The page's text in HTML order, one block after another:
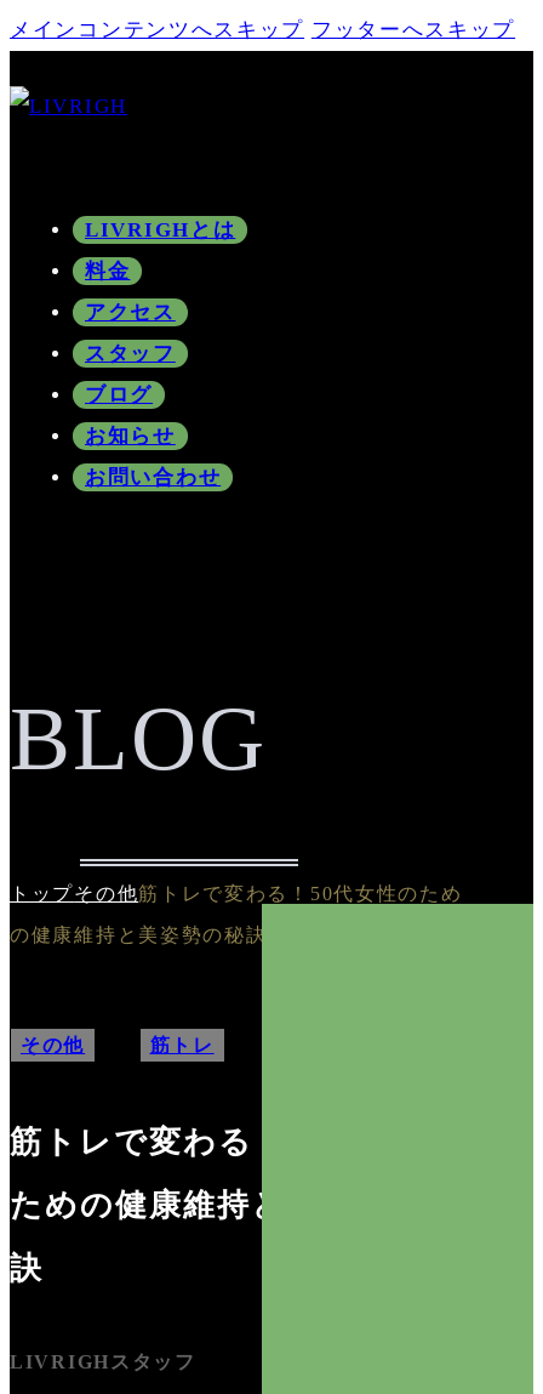
メインコンテンツへスキップ フッターへスキップ
LIVRIGHとは
料金
アクセス
スタッフ
ブログ
お知らせ
お問い合わせ
BLOG
トップその他筋トレで変わる！50代女性のため
の健康維持と美姿勢の秘訣
その他 筋トレ
筋トレで変わる！50代女性の
ための健康維持と美姿勢の秘
訣
LIVRIGHスタッフ